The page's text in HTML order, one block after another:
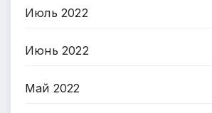
Июль 2022
Июнь 2022
Май 2022